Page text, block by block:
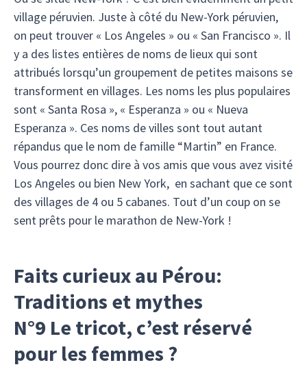
village péruvien. Juste à côté du New-York péruvien,
on peut trouver « Los Angeles » ou « San Francisco ». Il
y a des listes entières de noms de lieux qui sont
attribués lorsqu’un groupement de petites maisons se
transforment en villages. Les noms les plus populaires
sont « Santa Rosa », « Esperanza » ou « Nueva
Esperanza ». Ces noms de villes sont tout autant
répandus que le nom de famille “Martin” en France.
Vous pourrez donc dire à vos amis que vous avez visité
Los Angeles ou bien New York, en sachant que ce sont
des villages de 4 ou 5 cabanes. Tout d’un coup on se
sent prêts pour le marathon de New-York !
Faits curieux au Pérou:
Traditions et mythes
N°9 Le tricot, c’est réservé
pour les femmes ?